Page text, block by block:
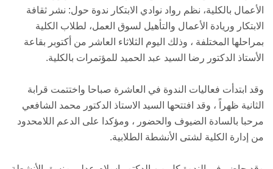
الأعمال بالكلية، نظم رواد نوادي الابتكار ندوة حول: نشر ثقافة
الابتكار وريادة الأعمال والتأهيل لسوق العمل، لطلاب الكلية
بمراحلها المختلفة ، وذلك اليوم الثلاثاء العاشر من أكتوبر بقاعة
الأستاذ الدكتور رضا السيد عبد الحميد للمؤتمرات بالكلية.
وقد ابتدأت فعاليات الندوة في العاشرة صباحا واختتمت قرابة
الثانية ظهراً ، وقد افتتحها السيد الاستاذ الدكتور محمد الشافعي
مرحبا بالسادة الضيوف والحضور ، ومؤكدا على الدعم اللامحدود
من إدارة الكلية لشتى الأنشطة الطلابية.